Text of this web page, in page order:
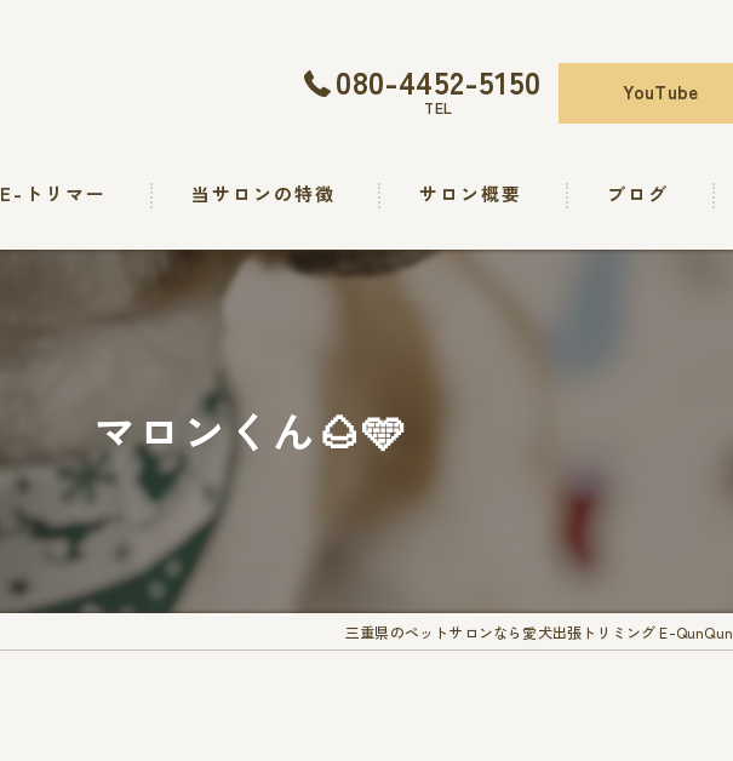
080-4452-5150
TEL
YouTube
E-トリマー 当サロンの特徴
トリミング
シャンプー
出張
サロン概要 ブログ
マロンくん🌰🩵
三重県のペットサロンなら愛犬出張トリミング E-QunQun